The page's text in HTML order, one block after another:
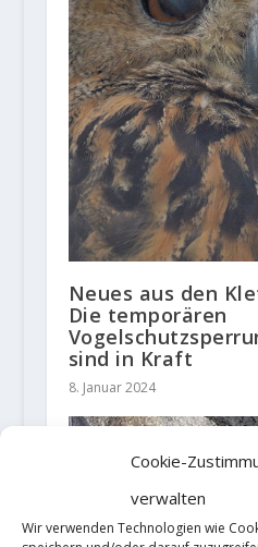
Cookie-
verwalten
Wir verwenden Technologien wie
Neues aus den
Die temporären
sind in Kraft
8. Januar 2024